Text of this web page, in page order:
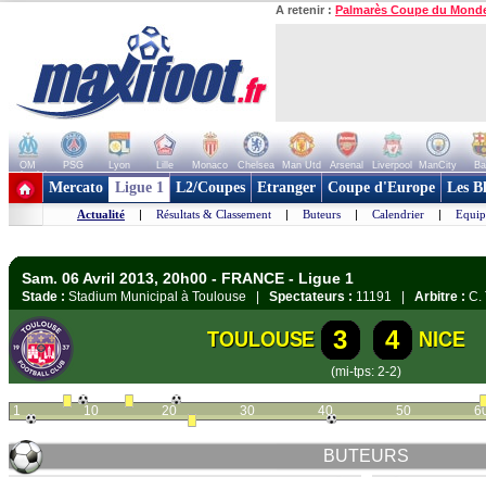
A retenir : Palmarès Coupe du
OM PSG Lyon Lille Monaco Chelsea Man Utd Arsenal Liverpool ManCity
+ de clubs
Mercato Ligue 1 L2/Coupes Etranger Coupe d'Europe Les
Actualité | Résultats & Classement | Buteurs | Calendrier |
Sam. 06 Avril 2013, 20h00 - FRANCE - Ligue 1
Stade : Stadium Municipal à Toulouse | Spectateurs : 11191 | Arbitre : C.
TOULOUSE 3 4 NICE
(mi-tps: 2-2)
1 10 20 30 40 50
BUTEURS